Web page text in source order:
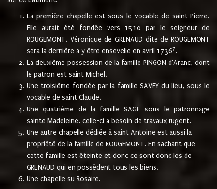
La première chapelle est sous le vocable de saint Pierre.
Elle aurait été fondée vers 1510 par le seigneur de
ROUGEMONT. Véronique de GRENAUD dite de ROUGEMONT
sera la dernière a y être ensevelie en avril 17367.
La deuxième possession de la famille PINGON d'Aranc, dont
le patron est saint Michel.
Une troisième fondée par la famille SAVEY du lieu, sous le
vocable de saint Claude.
Une quatrième de la famille SAGE sous le patronnage
sainte Madeleine. celle-ci a besoin de travaux rugent.
Une autre chapelle dédiée à saint Antoine est aussi la
propriété de la famille de ROUGEMONT. En sachant que
cette famille est éteinte et donc ce sont donc les de
GRENAUD qui en possèdent tous les biens.
Une chapelle su Rosaire.